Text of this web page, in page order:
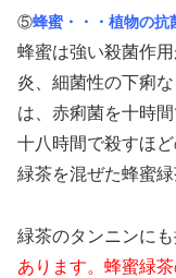
⑤蜂蜜・・・植物の抗
蜂蜜は強い殺菌作
炎、細菌性の下痢
は、赤痢菌を十時
十八時間で殺すほ
緑茶を混ぜた蜂蜜
緑茶のタンニンにも
あります。蜂蜜緑